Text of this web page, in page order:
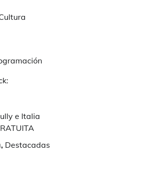
e Italia
, Destacadas